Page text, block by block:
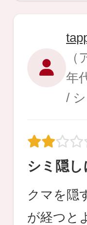
年
/
シミ隠し
クマを隠
が経つと